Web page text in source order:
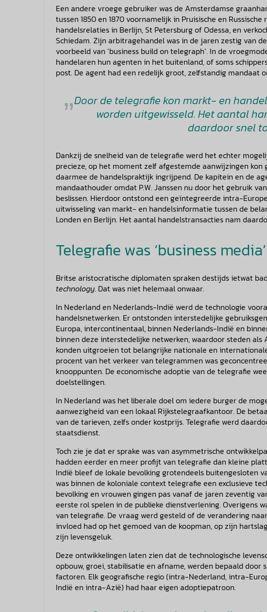
Een andere vroege gebruiker was de Amsterdamse
tussen 1850 en 1870 voornamelijk in Pruisische en
handelsrelaties in Berlijn, St Petersburg of Odessa, en
Schiedam. Zijn arbitragehandel was in de jaren zestig van
voorbeeld van ‘business build on telegraph’. In de
handelaren hun agenten in het buitenland, of soms
post. De agent had een redelijk groot, zelfstandig mandaat
Door de telegrafie kon markt- en
worden uitgewisseld. Het aantal
daardoor snel
Dankzij de snelheid van de telegrafie werd het echter
precieze, op het moment zelf afgestemde aanwijzingen kon
daarmee de handelspraktijk ingrijpend. De kapitein en de
mandaathouder omdat P.W. Janssen nu door het gebruik
beslissen. Hierdoor ontstond een geïntegreerde intra-
uitwisseling van markt- en handelsinformatie tussen de
Londen en Berlijn. Het aantal handelstransacties nam
Telegrafie was ‘business media’
Britse aristocratische diplomaten spraken destijds ietwat
technology. Dat was niet helemaal onwaar.
In Nederland en Nederlands-Indië werd de technologie
handelsnetwerken. Er ontstonden interstedelijke
Europa, intercontinentaal, binnen Nederlands-Indië en
binnen deze interstedelijke netwerken, waardoor steden
konden uitgroeien tot belangrijke nationale en
procent van het verkeer van telegrammen was
knooppunten. De economische adoptie van de telegrafie
doelstellingen.
In Nederland was het liberale doel om iedere burger de
aanwezigheid van een lokaal Rijkstelegraafkantoor. De
van de tarieven, zelfs onder kostprijs. Telegrafie werd
staatsdienst.
Toch zie je dat er sprake was van asymmetrische
hadden eerder en meer profijt van telegrafie dan kleine
Indië bleef de lokale bevolking grotendeels buitengesloten
was binnen de koloniale context telegrafie een exclusieve
bevolking en vrouwen gingen pas vanaf de jaren zeventig
eerste rol spelen in de publieke dienstverlening. Overigens
van telegrafie. De vraag werd gesteld of de verandering
invloed had op het gemoed van de koopman, op zijn
zijn levensgeluk.
Deze ontwikkelingen laten zien dat de technologische
opbouw, groei, stabilisatie en afname, werden bepaald door
factoren. Elk geografische regio (intra-Nederland, intra-
Indië en intra-Azië) had haar eigen adoptiepatroon.